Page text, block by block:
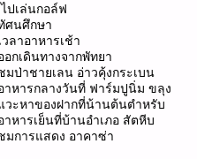
ปเล่นกอล์ฟ
ศนศึกษา
วลาอาหารเช้า
อกเดินทางจากพัทยา
มป่าชายเลน อ่าวคุ้งกระเบน
าหารกลางวันที่ ฟาร์มปูนิ่ม ขลุง
วะหาของฝากที่น้านต้นตำหรับ
าหารเย็นที่บ้านอำเภอ สัตหีบ
มการแสดง อาคาซ่า